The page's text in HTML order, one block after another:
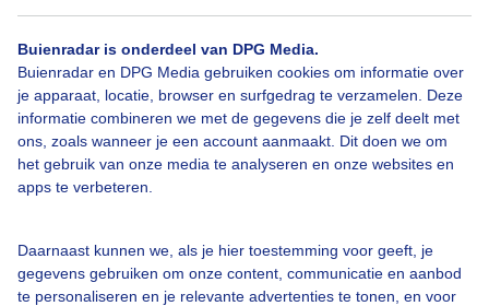
Buienradar is onderdeel van DPG Media.
Buienradar en DPG Media gebruiken cookies om informatie over
je apparaat, locatie, browser en surfgedrag te verzamelen. Deze
informatie combineren we met de gegevens die je zelf deelt met
ons, zoals wanneer je een account aanmaakt. Dit doen we om
het gebruik van onze media te analyseren en onze websites en
apps te verbeteren.
Daarnaast kunnen we, als je hier toestemming voor geeft, je
gegevens gebruiken om onze content, communicatie en aanbod
te personaliseren en je relevante advertenties te tonen, en voor
Bekijk slideshow